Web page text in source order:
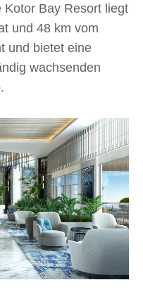
Kotor Bay Resort liegt
und 48 km vom
und bietet eine
wachsenden